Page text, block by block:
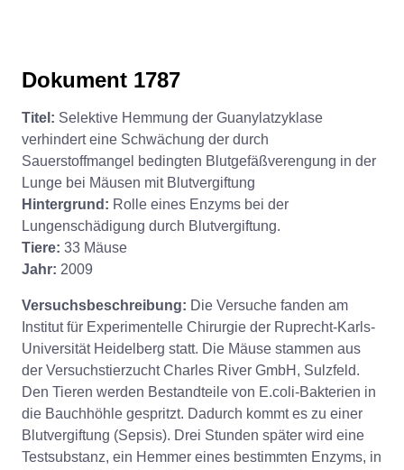
Dokument 1787
Titel: Selektive Hemmung der Guanylatzyklase
verhindert eine Schwächung der durch
Sauerstoffmangel bedingten Blutgefäßverengung in der
Lunge bei Mäusen mit Blutvergiftung
Hintergrund: Rolle eines Enzyms bei der
Lungenschädigung durch Blutvergiftung.
Tiere: 33 Mäuse
Jahr: 2009
Versuchsbeschreibung: Die Versuche fanden am
Institut für Experimentelle Chirurgie der Ruprecht-Karls-
Universität Heidelberg statt. Die Mäuse stammen aus
der Versuchstierzucht Charles River GmbH, Sulzfeld.
Den Tieren werden Bestandteile von E.coli-Bakterien in
die Bauchhöhle gespritzt. Dadurch kommt es zu einer
Blutvergiftung (Sepsis). Drei Stunden später wird eine
Testsubstanz, ein Hemmer eines bestimmten Enzyms, in